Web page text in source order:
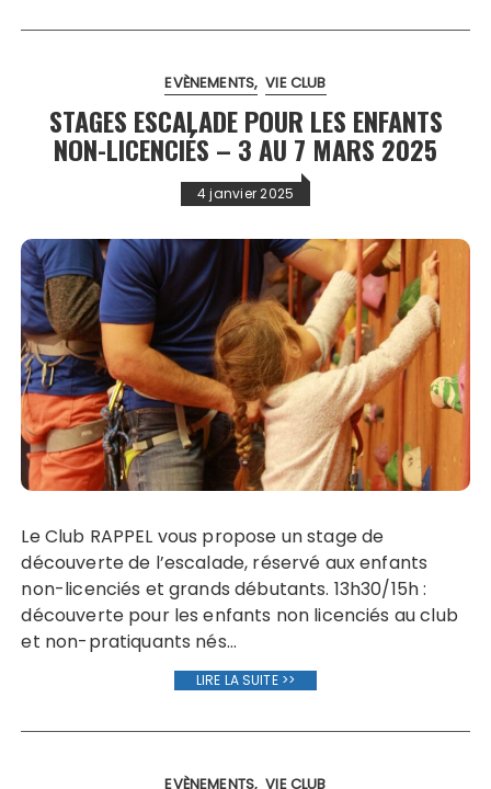
EVÈNEMENTS VIE CLUB
STAGES ESCALADE POUR LES ENFANTS
NON-LICENCIÉS – 3 AU 7 MARS 2025
4 janvier 2025
Le Club RAPPEL vous propose un stage de
découverte de l’escalade, réservé aux enfants
non-licenciés et grands débutants. 13h30/15h :
découverte pour les enfants non licenciés au club
et non-pratiquants nés…
LIRE LA SUITE >>
EVÈNEMENTS VIE CLUB